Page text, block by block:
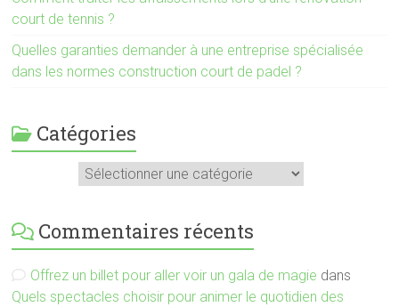
court de tennis ?
Quelles garanties demander à une entreprise spécialisée
dans les normes construction court de padel ?
Catégories
Commentaires récents
Offrez un billet pour aller voir un gala de magie dans
Quels spectacles choisir pour animer le quotidien des